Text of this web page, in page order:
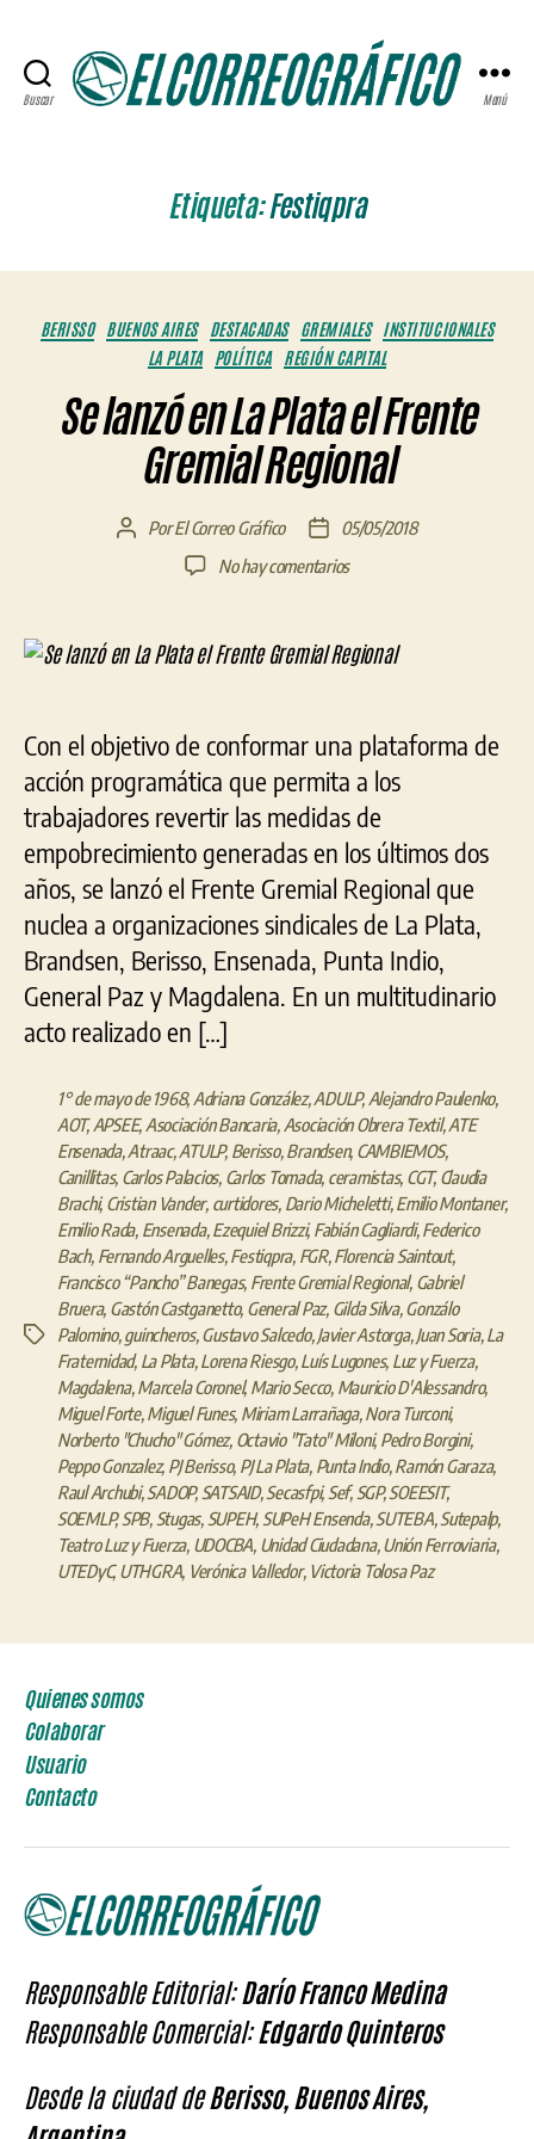
Buscar Menú
Etiqueta:Festiqpra
Categorías
BERISSO BUENOS AIRES DESTACADAS GREMIALES INSTITUCIONALES
LA PLATA
POLÍTICA REGIÓN CAPITAL
Se lanzó en La Plata el Frente
Gremial Regional
AutorPorEl Correo Gráfico
Fecha
de
05/05/2018
No hay comentariosen
en
La
Frente
Gremial
Regional
Con el objetivo de conformar una plataforma de
acción programática que permita a los
trabajadores revertir las medidas de
empobrecimiento generadas en los últimos dos
años, se lanzó el Frente Gremial Regional que
nuclea a organizaciones sindicales de La Plata,
Brandsen, Berisso, Ensenada, Punta Indio,
General Paz y Magdalena. En un multitudinario
acto realizado en […]
Etiquetas
1° de mayo de 1968, Adriana González,ADULP, Alejandro Paulenko,
AOT,APSEE, Asociación Bancaria, Asociación Obrera Textil,ATE
Ensenada,Atraac,ATULP, Berisso,Brandsen, CAMBIEMOS,
Canillitas, Carlos Palacios, Carlos Tomada, ceramistas, CGT,Claudia
Brachi, Cristian Vander, curtidores, Dario Micheletti,Emilio Montaner,
Emilio Rada, Ensenada,Ezequiel Brizzi, Fabián Cagliardi,Federico
Bach, Fernando Arguelles,Festiqpra, FGR,Florencia Saintout,
Francisco “Pancho” Banegas, Frente Gremial Regional, Gabriel
Bruera, Gastón Castganetto, General Paz, Gilda Silva,Gonzálo
Palomino,guincheros,Gustavo Salcedo,Javier Astorga,Juan Soria,La
Fraternidad, La Plata,Lorena Riesgo,Luís Lugones, Luz y Fuerza,
Magdalena,Marcela Coronel,Mario Secco, Mauricio D'Alessandro,
Miguel Forte,Miguel Funes, Miriam Larrañaga,Nora Turconi,
Norberto "Chucho" Gómez, Octavio "Tato" Miloni, Pedro Borgini,
Peppo Gonzalez, PJ Berisso, PJ La Plata, Punta Indio,Ramón Garaza,
Raul Archubi,SADOP, SATSAID,Secasfpi, Sef, SGP,SOEESIT,
SOEMLP,SPB, Stugas, SUPEH, SUPeH Ensenda,SUTEBA,Sutepalp,
Teatro Luz y Fuerza, UDOCBA, Unidad Ciudadana,Unión Ferroviaria,
UTEDyC,UTHGRA, Verónica Valledor, Victoria Tolosa Paz
Quienes somos
Colaborar
Usuario
Contacto
Responsable Editorial:Darío Franco Medina
Responsable Comercial:Edgardo Quinteros
Desde la ciudad deBerisso, Buenos Aires,